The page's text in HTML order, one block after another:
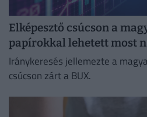
Elképesztő csúcson a
papírokkal lehetett most
Iránykeresés jellemezte a
csúcson zárt a BUX.